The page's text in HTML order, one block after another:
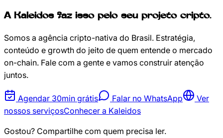
A Kaleidos faz isso pelo seu projeto cripto.
Somos a agência cripto-nativa do Brasil. Estratégia,
conteúdo e growth do jeito de quem entende o mercado
on-chain. Fale com a gente e vamos construir atenção
juntos.
Agendar 30min grátis Falar no WhatsApp
Ver
nossos serviçosConhecer a Kaleidos
Gostou? Compartilhe com quem precisa ler.